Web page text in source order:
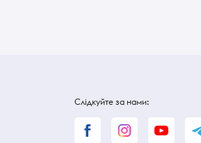
Слідкуйте за нами: